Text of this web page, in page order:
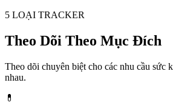
5 LOẠI TRACKER
Theo Dõi Theo Mục Đích
Theo dõi chuyên biệt cho các nhu cầu sức
nhau.
💊